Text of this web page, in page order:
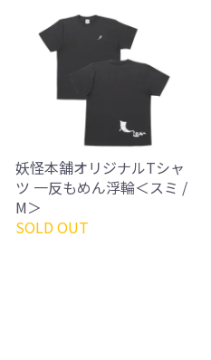
妖怪本舗オリジナルTシャ
ツ 一反もめん浮輪＜スミ /
M＞
SOLD OUT